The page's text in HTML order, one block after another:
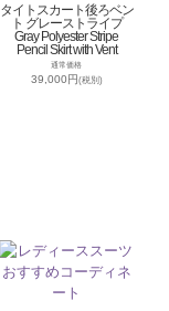
タイトスカート後ろベン
ト グレーストライプ
Gray Polyester Stripe
Pencil Skirt with Vent
通常価格
39,000円(税別)